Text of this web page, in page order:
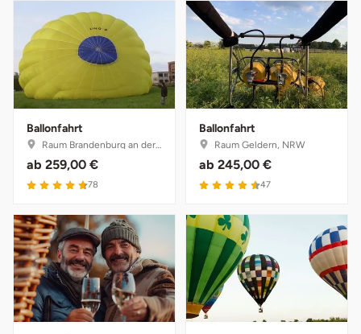
Ballonfahrt
Raum Brandenburg an der Havel, Brandenburg
ab 259,00 €
4.7 von 5
78
Ballonfahrt
Raum Geldern, NRW
ab 245,00 €
4.6 von 5
47
Tannheimer Tal
Tegernsee
Trier
Uelzen
Ulm
Usedom